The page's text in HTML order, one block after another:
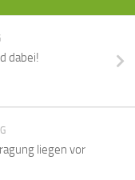
dabei!
liegen vor